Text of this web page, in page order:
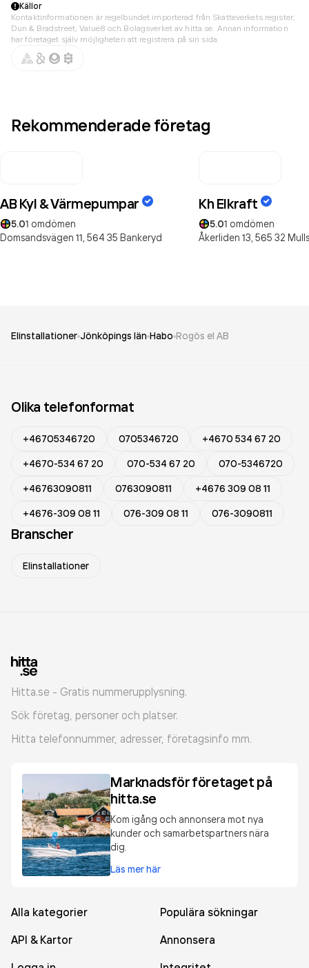
Källor
Kontaktinformationen är regelbundet importerad från Skatteverkets register,
Dun & Bradstreet, Value8 och Bolagsverket av hitta.se. Annan information
har företaget själv möjligheten att registrera på sin sida.
Rekommenderade företag
AB Kyl & Värmepumpar
5.01 omdömen
Domsandsvägen 11, 564 35 Bankeryd
Kh Elkraft
5.01 omdömen
Åkerliden 13, 565 32
Elinstallationer Jönköpings län Habo Rogös el AB
Olika telefonformat
+46705346720 0705346720
+4670 534 67 20
+4670-534 67 20
070-534 67 20
070-5346720
+46763090811
0763090811
+4676 309 08 11
+4676-309 08 11
076-309 08 11 076-3090811
Branscher
Elinstallationer
Hitta.se - Gratis nummerupplysning.
Sök företag, personer och platser.
Hitta telefonnummer, adresser, företagsinfo mm.
Marknadsför företaget på
hitta.se
Kom igång och annonsera mot nya
kunder och samarbetspartners nära
dig.
Läs mer här
Alla kategorier
Populära sökningar
API & Kartor
Annonsera